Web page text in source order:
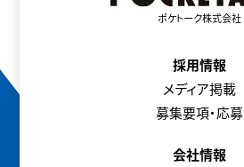
ポケトーク株式会社
採用情報
メディア掲載
募集要項・応募
会社情報